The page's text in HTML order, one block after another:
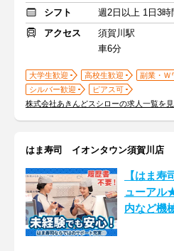
シフト
週2日以上 1日3時
アクセス
須賀川駅
車6分
大学生歓迎 高校生歓迎
副業・Ｗ
シルバー歓迎
ピアス可
株式会社あきんどスシローの求人一覧を
はま寿司 イオンタウン須賀川店
【はま寿
ューアル
内など機